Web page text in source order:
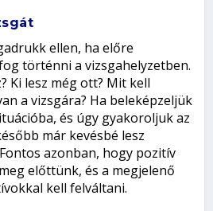
ellen, ha előre
történni a vizsgahelyzetben.
Ki lesz még ott? Mit kell
a vizsgára? Ha beleképzeljük
és úgy gyakoroljuk az
már kevésbé lesz
azonban, hogy pozitív
előttünk, és a megjelenő
kell felváltani.